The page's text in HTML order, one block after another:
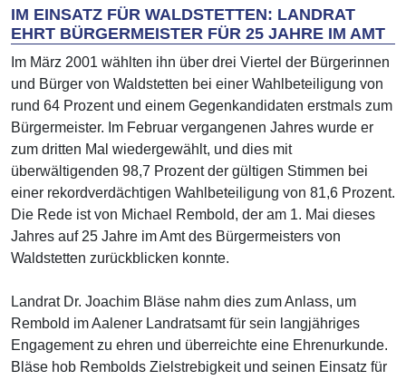
IM EINSATZ FÜR WALDSTETTEN: LANDRAT
EHRT BÜRGERMEISTER FÜR 25 JAHRE IM AMT
Im März 2001 wählten ihn über drei Viertel der Bürgerinnen
und Bürger von Waldstetten bei einer Wahlbeteiligung von
rund 64 Prozent und einem Gegenkandidaten erstmals zum
Bürgermeister. Im Februar vergangenen Jahres wurde er
zum dritten Mal wiedergewählt, und dies mit
überwältigenden 98,7 Prozent der gültigen Stimmen bei
einer rekordverdächtigen Wahlbeteiligung von 81,6 Prozent.
Die Rede ist von Michael Rembold, der am 1. Mai dieses
Jahres auf 25 Jahre im Amt des Bürgermeisters von
Waldstetten zurückblicken konnte.
Landrat Dr. Joachim Bläse nahm dies zum Anlass, um
Rembold im Aalener Landratsamt für sein langjähriges
Engagement zu ehren und überreichte eine Ehrenurkunde.
Bläse hob Rembolds Zielstrebigkeit und seinen Einsatz für